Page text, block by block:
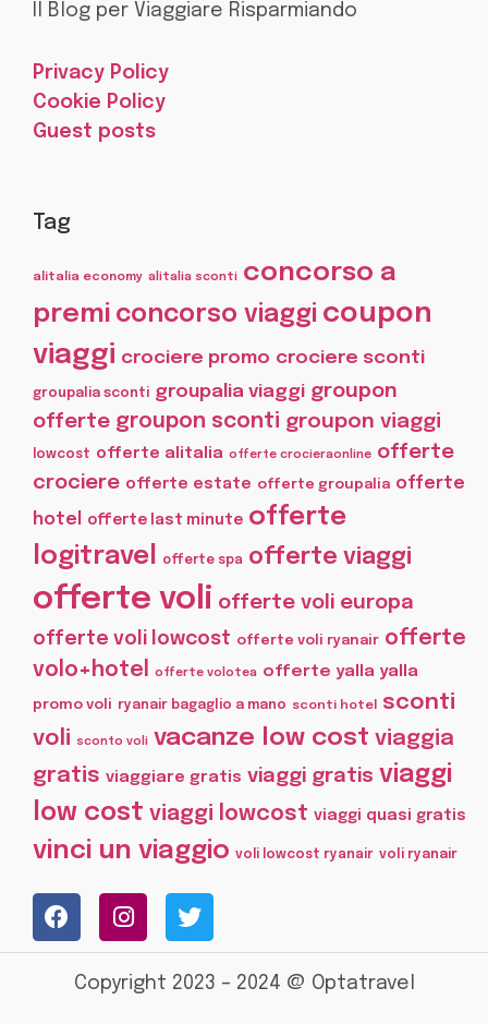
Il Blog per Viaggiare Risparmiando
Privacy Policy
Cookie Policy
Guest posts
Tag
alitalia economy alitalia sconti concorso a
premi concorso viaggi coupon
viaggi crociere promo crociere sconti
groupalia sconti groupalia viaggi groupon
offerte groupon sconti groupon viaggi
lowcost offerte alitalia offerte crocieraonline offerte
crociere offerte estate offerte groupalia offerte
hotel
offerte last minute offerte
logitravel offerte spa offerte viaggi
offerte voli offerte voli europa
offerte voli lowcost offerte voli ryanair offerte
volo+hotel offerte volotea offerte yalla yalla
promo voli ryanair bagaglio a mano sconti hotel
sconti
voli
sconto voli vacanze low cost viaggia
gratis viaggiare gratis viaggi gratis viaggi
low cost viaggi lowcost viaggi quasi gratis
vinci un viaggio voli lowcost ryanair voli ryanair
Copyright 2023 – 2024 @ Optatravel